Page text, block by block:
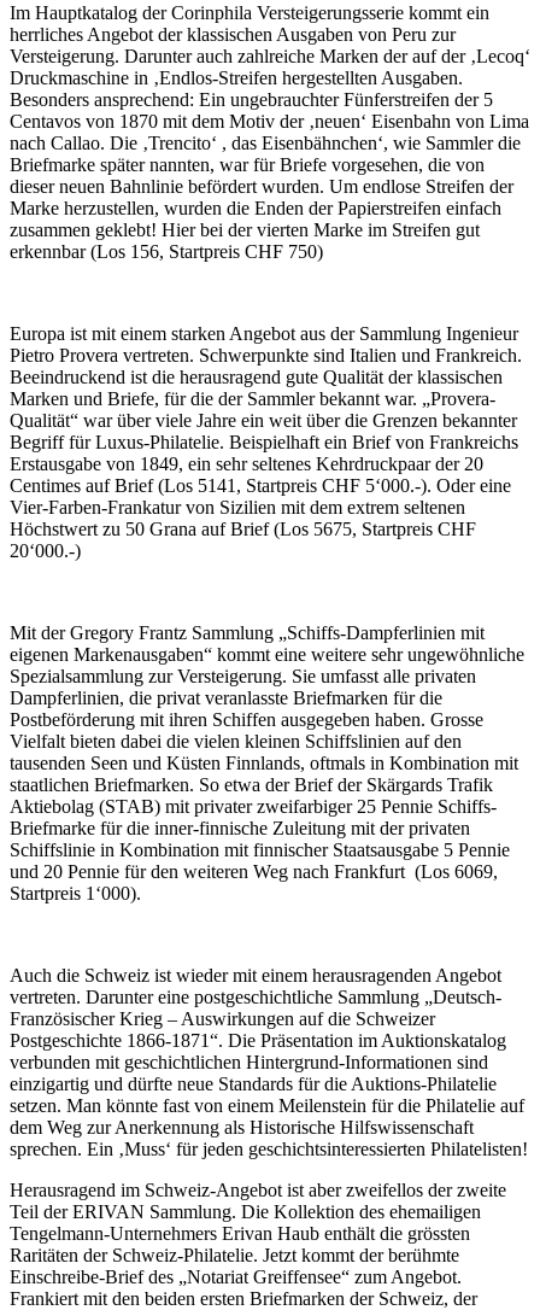
Im Hauptkatalog der Corinphila Versteigerungsserie kommt ein
herrliches Angebot der klassischen Ausgaben von Peru zur
Versteigerung. Darunter auch zahlreiche Marken der auf der ‚Lecoq‘
Druckmaschine in ‚Endlos-Streifen hergestellten Ausgaben.
Besonders ansprechend: Ein ungebrauchter Fünferstreifen der 5
Centavos von 1870 mit dem Motiv der ‚neuen‘ Eisenbahn von Lima
nach Callao. Die ‚Trencito‘ , das Eisenbähnchen‘, wie Sammler die
Briefmarke später nannten, war für Briefe vorgesehen, die von
dieser neuen Bahnlinie befördert wurden. Um endlose Streifen der
Marke herzustellen, wurden die Enden der Papierstreifen einfach
zusammen geklebt! Hier bei der vierten Marke im Streifen gut
erkennbar (Los 156, Startpreis CHF 750)
Europa ist mit einem starken Angebot aus der Sammlung Ingenieur
Pietro Provera vertreten. Schwerpunkte sind Italien und Frankreich.
Beeindruckend ist die herausragend gute Qualität der klassischen
Marken und Briefe, für die der Sammler bekannt war. „Provera-
Qualität“ war über viele Jahre ein weit über die Grenzen bekannter
Begriff für Luxus-Philatelie. Beispielhaft ein Brief von Frankreichs
Erstausgabe von 1849, ein sehr seltenes Kehrdruckpaar der 20
Centimes auf Brief (Los 5141, Startpreis CHF 5‘000.-). Oder eine
Vier-Farben-Frankatur von Sizilien mit dem extrem seltenen
Höchstwert zu 50 Grana auf Brief (Los 5675, Startpreis CHF
20‘000.-)
Mit der Gregory Frantz Sammlung „Schiffs-Dampferlinien mit
eigenen Markenausgaben“ kommt eine weitere sehr ungewöhnliche
Spezialsammlung zur Versteigerung. Sie umfasst alle privaten
Dampferlinien, die privat veranlasste Briefmarken für die
Postbeförderung mit ihren Schiffen ausgegeben haben. Grosse
Vielfalt bieten dabei die vielen kleinen Schiffslinien auf den
tausenden Seen und Küsten Finnlands, oftmals in Kombination mit
staatlichen Briefmarken. So etwa der Brief der Skärgards Trafik
Aktiebolag (STAB) mit privater zweifarbiger 25 Pennie Schiffs-
Briefmarke für die inner-finnische Zuleitung mit der privaten
Schiffslinie in Kombination mit finnischer Staatsausgabe 5 Pennie
und 20 Pennie für den weiteren Weg nach Frankfurt (Los 6069,
Startpreis 1‘000).
Auch die Schweiz ist wieder mit einem herausragenden Angebot
vertreten. Darunter eine postgeschichtliche Sammlung „Deutsch-
Französischer Krieg – Auswirkungen auf die Schweizer
Postgeschichte 1866-1871“. Die Präsentation im Auktionskatalog
verbunden mit geschichtlichen Hintergrund-Informationen sind
einzigartig und dürfte neue Standards für die Auktions-Philatelie
setzen. Man könnte fast von einem Meilenstein für die Philatelie auf
dem Weg zur Anerkennung als Historische Hilfswissenschaft
sprechen. Ein ‚Muss‘ für jeden geschichtsinteressierten Philatelisten!
Herausragend im Schweiz-Angebot ist aber zweifellos der zweite
Teil der ERIVAN Sammlung. Die Kollektion des ehemailigen
Tengelmann-Unternehmers Erivan Haub enthält die grössten
Raritäten der Schweiz-Philatelie. Jetzt kommt der berühmte
Einschreibe-Brief des „Notariat Greiffensee“ zum Angebot.
Frankiert mit den beiden ersten Briefmarken der Schweiz, der